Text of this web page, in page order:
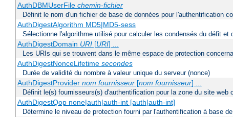
AuthDBMUserFile chemin-fichier
Définit le nom d'un fichier de base de données pour l'authentification
AuthDigestAlgorithm MD5|MD5-sess
Sélectionne l'algorithme utilisé pour calculer les condensés du défit et
AuthDigestDomain URI[URI] ...
Les URIs qui se trouvent dans le même espace de protection
AuthDigestNonceLifetime secondes
Durée de validité du nombre à valeur unique du serveur (nonce)
AuthDigestProvider nom fournisseur[nom fournisseur] ...
Définit le(s) fournisseurs(s) d'authentification pour la zone du site web
AuthDigestQop none|auth|auth-int [auth|auth-int]
Détermine le niveau de protection fourni par l'authentification à base